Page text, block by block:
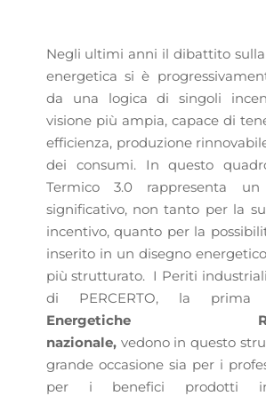
Negli ultimi anni il dibattito
energetica si è
da una logica di singoli
visione più ampia, capace di
efficienza, produzione
dei consumi. In questo
Termico 3.0 rappresenta un
significativo, non tanto per la
incentivo, quanto per la
inserito in un disegno
più strutturato. I Periti
di PERCERTO, la
Energetiche
nazionale, vedono in questo
grande occasione sia per i
per i benefici prodotti